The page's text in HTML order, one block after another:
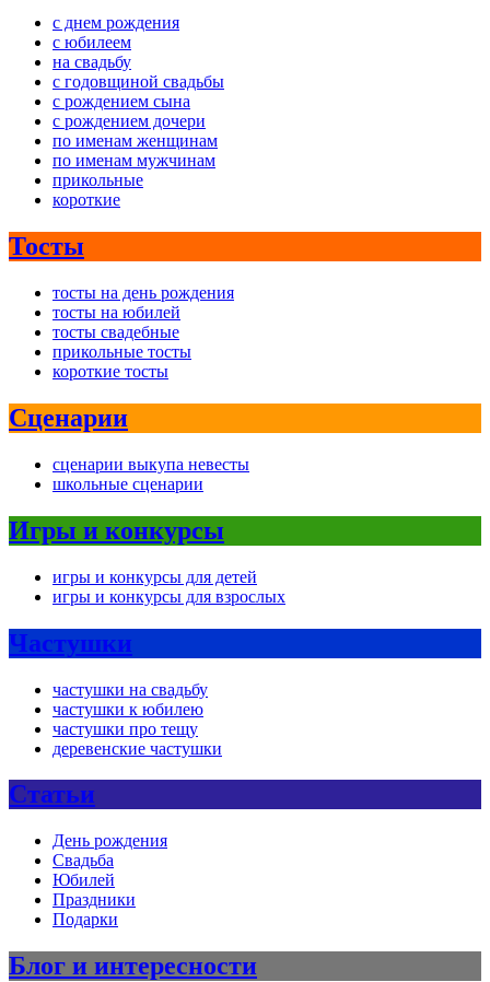
с днем рождения
с юбилеем
на свадьбу
с годовщиной свадьбы
с рождением сына
с рождением дочери
по именам женщинам
по именам мужчинам
прикольные
короткие
Тосты
тосты на день рождения
тосты на юбилей
тосты свадебные
прикольные тосты
короткие тосты
Сценарии
сценарии выкупа невесты
школьные сценарии
Игры и конкурсы
игры и конкурсы для детей
игры и конкурсы для взрослых
Частушки
частушки на свадьбу
частушки к юбилею
частушки про тещу
деревенские частушки
Статьи
День рождения
Свадьба
Юбилей
Праздники
Подарки
Блог и интересности